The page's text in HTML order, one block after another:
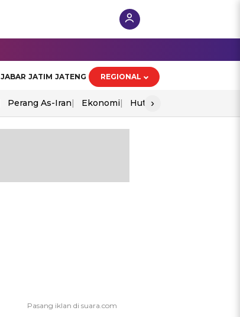
JABAR JATIM JATENG REGIONAL
Perang As-Iran Ekonomi Hut Ri
›